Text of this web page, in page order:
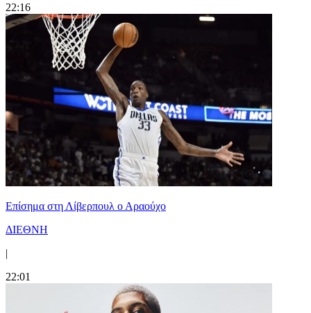
22:16
Επίσημα στη Λίβερπουλ ο Αραούχο
ΔΙΕΘΝΗ
|
22:01